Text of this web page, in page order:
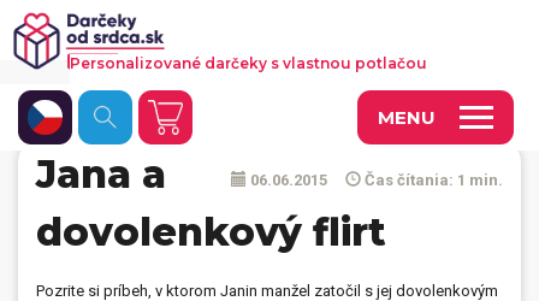
MENU
Fotoobrazy a dekorácie
Hrnčeky a keramika
Kalendáre
Personalizované darčeky s vlastnou potlačou
06.06.2015 Čas čítania: 1 min.
Jana a
dovolenkový flirt
Pozrite si príbeh, v ktorom Janin manžel zatočil s jej dovolenkovým